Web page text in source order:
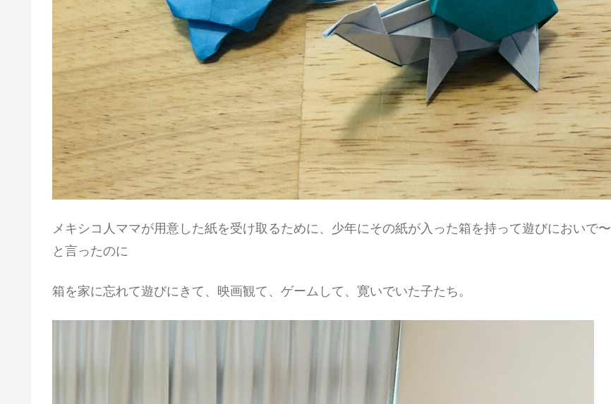
メキシコ人ママが用意した紙を受け取るために、少年にその紙が入った箱を持って遊びにおいで〜
と言ったのに
箱を家に忘れて遊びにきて、映画観て、ゲームして、寛いでいた子たち。